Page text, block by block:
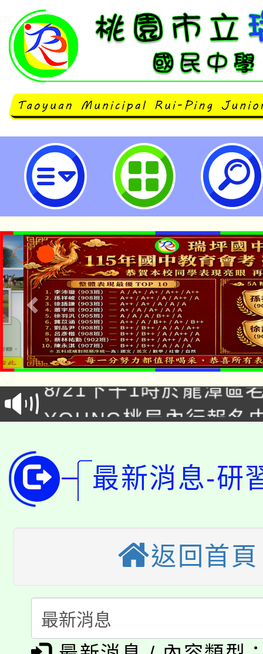
教育部國民及學前教育署「114學
媒體素養教育教師數位研習課程表
國民中學
「本色祭」8/29、30在
場熱烈登場!
8/21下午1時於龍潭區
徵才活動。
YOUNG桃局內行報名
開!
115年桃園市運動會8/
田徑場及游泳池舉行。
桃園市低收入戶享有免
視費優惠，中低收入戶
半價優惠，詳情可洽有
者。
大園自造教育及科技中
份教師增能研習
大溪自造教育及科技
份教師研習
淨零綠生活教案入校路
會
115年食農教育專業人
程
「本色祭」8/29、30在
最新消息-研
返回首頁